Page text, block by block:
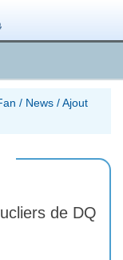
/ News /Ajout
de DQ